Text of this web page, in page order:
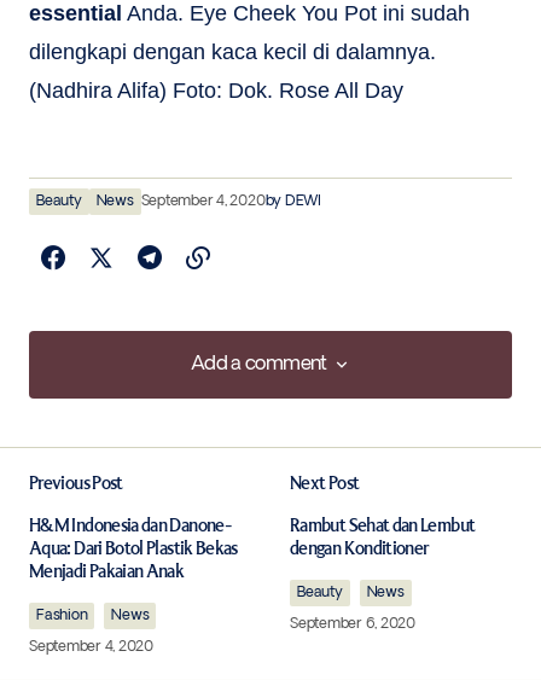
essential Anda. Eye Cheek You Pot ini sudah
dilengkapi dengan kaca kecil di dalamnya.
(Nadhira Alifa) Foto: Dok. Rose All Day
Beauty News September 4, 2020by DEWI
Add a comment
Add a comment
Required fields are marked*
Previous Post
H&M Indonesia dan Danone-
Aqua: Dari Botol Plastik Bekas
Menjadi Pakaian Anak
Fashion
News
September 4, 2020
Next Post
Rambut Sehat dan Lembut
dengan Konditioner
Beauty
News
September 6, 2020